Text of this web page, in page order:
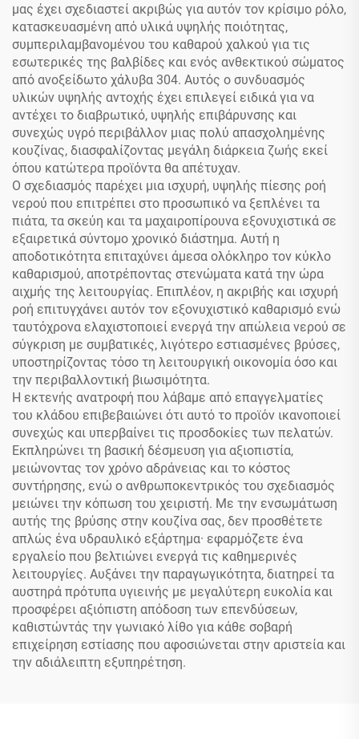
μας έχει σχεδιαστεί ακριβώς για αυτόν τον κρίσιμο ρόλο,
κατασκευασμένη από υλικά υψηλής ποιότητας,
συμπεριλαμβανομένου του καθαρού χαλκού για τις
εσωτερικές της βαλβίδες και ενός ανθεκτικού σώματος
από ανοξείδωτο χάλυβα 304. Αυτός ο συνδυασμός
υλικών υψηλής αντοχής έχει επιλεγεί ειδικά για να
αντέχει το διαβρωτικό, υψηλής επιβάρυνσης και
συνεχώς υγρό περιβάλλον μιας πολύ απασχολημένης
κουζίνας, διασφαλίζοντας μεγάλη διάρκεια ζωής εκεί
όπου κατώτερα προϊόντα θα απέτυχαν.
Ο σχεδιασμός παρέχει μια ισχυρή, υψηλής πίεσης ροή
νερού που επιτρέπει στο προσωπικό να ξεπλένει τα
πιάτα, τα σκεύη και τα μαχαιροπίρουνα εξονυχιστικά σε
εξαιρετικά σύντομο χρονικό διάστημα. Αυτή η
αποδοτικότητα επιταχύνει άμεσα ολόκληρο τον κύκλο
καθαρισμού, αποτρέποντας στενώματα κατά την ώρα
αιχμής της λειτουργίας. Επιπλέον, η ακριβής και ισχυρή
ροή επιτυγχάνει αυτόν τον εξονυχιστικό καθαρισμό ενώ
ταυτόχρονα ελαχιστοποιεί ενεργά την απώλεια νερού σε
σύγκριση με συμβατικές, λιγότερο εστιασμένες βρύσες,
υποστηρίζοντας τόσο τη λειτουργική οικονομία όσο και
την περιβαλλοντική βιωσιμότητα.
Η εκτενής ανατροφή που λάβαμε από επαγγελματίες
του κλάδου επιβεβαιώνει ότι αυτό το προϊόν ικανοποιεί
συνεχώς και υπερβαίνει τις προσδοκίες των πελατών.
Εκπληρώνει τη βασική δέσμευση για αξιοπιστία,
μειώνοντας τον χρόνο αδράνειας και το κόστος
συντήρησης, ενώ ο ανθρωποκεντρικός του σχεδιασμός
μειώνει την κόπωση του χειριστή. Με την ενσωμάτωση
αυτής της βρύσης στην κουζίνα σας, δεν προσθέτετε
απλώς ένα υδραυλικό εξάρτημα· εφαρμόζετε ένα
εργαλείο που βελτιώνει ενεργά τις καθημερινές
λειτουργίες. Αυξάνει την παραγωγικότητα, διατηρεί τα
αυστηρά πρότυπα υγιεινής με μεγαλύτερη ευκολία και
προσφέρει αξιόπιστη απόδοση των επενδύσεων,
καθιστώντάς την γωνιακό λίθο για κάθε σοβαρή
επιχείρηση εστίασης που αφοσιώνεται στην αριστεία και
την αδιάλειπτη εξυπηρέτηση.